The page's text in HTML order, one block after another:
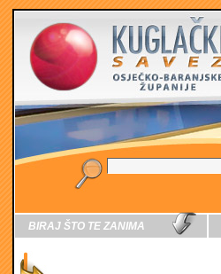
BIRAJ ŠTO TE ZANIMA